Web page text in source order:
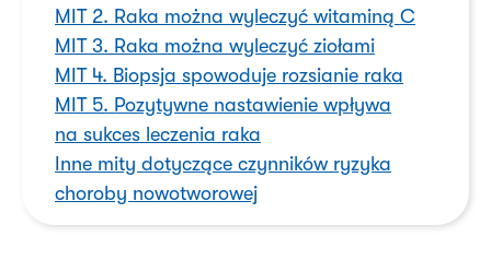
MIT 2. Raka można wyleczyć witaminą C
MIT 3. Raka można wyleczyć ziołami
MIT 4. Biopsja spowoduje rozsianie raka
MIT 5. Pozytywne nastawienie wpływa
na sukces leczenia raka
Inne mity dotyczące czynników ryzyka
choroby nowotworowej